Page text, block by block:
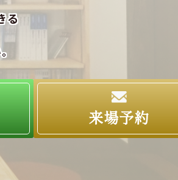
る
来場予約